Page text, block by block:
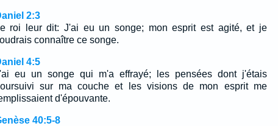
2:3
roi leur dit: J'ai eu un songe; mon esprit est agité, et je
connaître ce songe.
4:5
eu un songe qui m'a effrayé; les pensées dont j'étais
sur ma couche et les visions de mon esprit me
d'épouvante.
40:5-8